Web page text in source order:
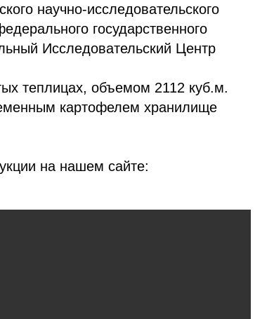
научно-исследовательского
государственного
Исследовательский Центр
теплицах, объемом 2112 куб.м.
картофелем хранилище
на нашем сайте: